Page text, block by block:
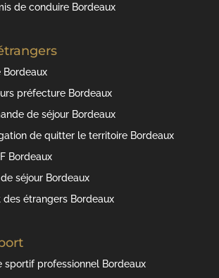
de conduire Bordeaux
Bordeaux
préfecture Bordeaux
de séjour Bordeaux
de quitter le territoire Bordeaux
Bordeaux
séjour Bordeaux
étrangers Bordeaux
sportif professionnel Bordeaux